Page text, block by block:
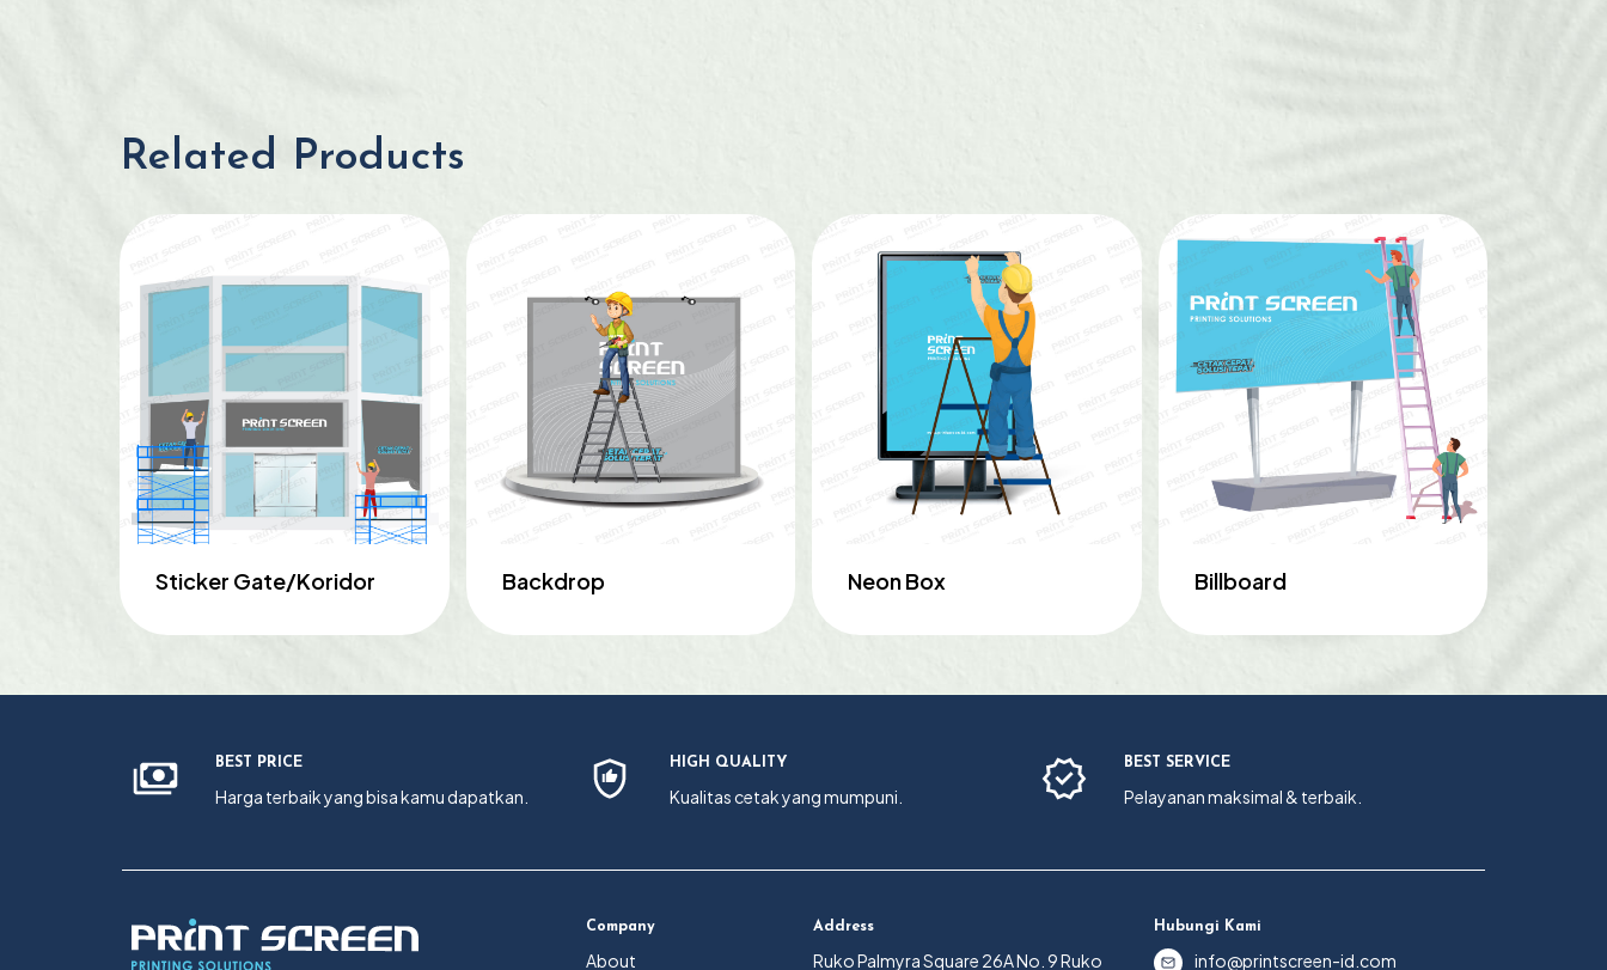
Related Products
Sticker Gate/Koridor Backdrop Neon Box Billboard
BEST PRICE
Harga terbaik yang bisa kamu dapatkan.
HIGH QUALITY
Kualitas cetak yang mumpuni.
BEST SERVICE
Pelayanan maksimal & terbaik.
Company
About
Address
Ruko Palmyra Square 26A No. 9 Ruko
Hubungi Kami
info@printscreen-id.com